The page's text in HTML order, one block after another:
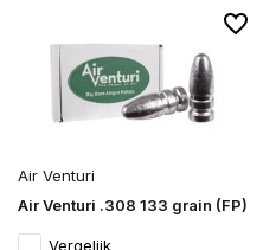
Air Venturi
Air Venturi .308 133 grain (FP)
Vergelijk